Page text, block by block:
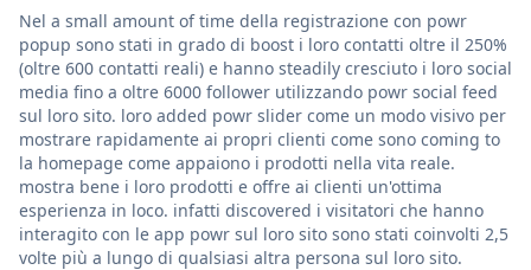
Nel a small amount of time della registrazione con powr
popup sono stati in grado di boost i loro contatti oltre il 250%
(oltre 600 contatti reali) e hanno steadily cresciuto i loro social
media fino a oltre 6000 follower utilizzando powr social feed
sul loro sito. loro added powr slider come un modo visivo per
mostrare rapidamente ai propri clienti come sono coming to
la homepage come appaiono i prodotti nella vita reale.
mostra bene i loro prodotti e offre ai clienti un'ottima
esperienza in loco. infatti discovered i visitatori che hanno
interagito con le app powr sul loro sito sono stati coinvolti 2,5
volte più a lungo di qualsiasi altra persona sul loro sito.